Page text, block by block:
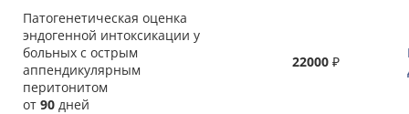
Патогенетическая оценка
эндогенной интоксикации у
больных с острым
аппендикулярным
перитонитом
от 90 дней
22000 ₽